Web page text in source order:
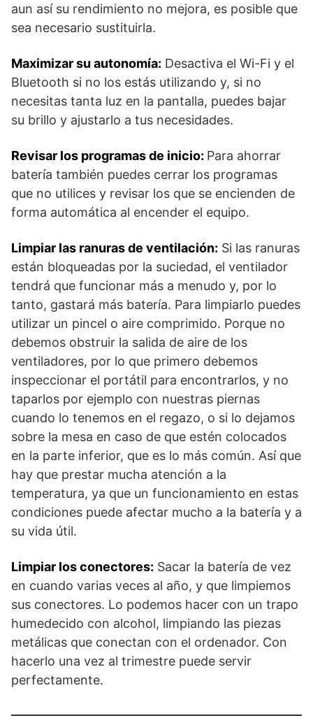
aun así su rendimiento no mejora, es posible que
sea necesario sustituirla.
Maximizar su autonomía: Desactiva el Wi-Fi y el
Bluetooth si no los estás utilizando y, si no
necesitas tanta luz en la pantalla, puedes bajar
su brillo y ajustarlo a tus necesidades.
Revisar los programas de inicio: Para ahorrar
batería también puedes cerrar los programas
que no utilices y revisar los que se encienden de
forma automática al encender el equipo.
Limpiar las ranuras de ventilación: Si las ranuras
están bloqueadas por la suciedad, el ventilador
tendrá que funcionar más a menudo y, por lo
tanto, gastará más batería. Para limpiarlo puedes
utilizar un pincel o aire comprimido. Porque no
debemos obstruir la salida de aire de los
ventiladores, por lo que primero debemos
inspeccionar el portátil para encontrarlos, y no
taparlos por ejemplo con nuestras piernas
cuando lo tenemos en el regazo, o si lo dejamos
sobre la mesa en caso de que estén colocados
en la parte inferior, que es lo más común. Así que
hay que prestar mucha atención a la
temperatura, ya que un funcionamiento en estas
condiciones puede afectar mucho a la batería y a
su vida útil.
Limpiar los conectores: Sacar la batería de vez
en cuando varias veces al año, y que limpiemos
sus conectores. Lo podemos hacer con un trapo
humedecido con alcohol, limpiando las piezas
metálicas que conectan con el ordenador. Con
hacerlo una vez al trimestre puede servir
perfectamente.